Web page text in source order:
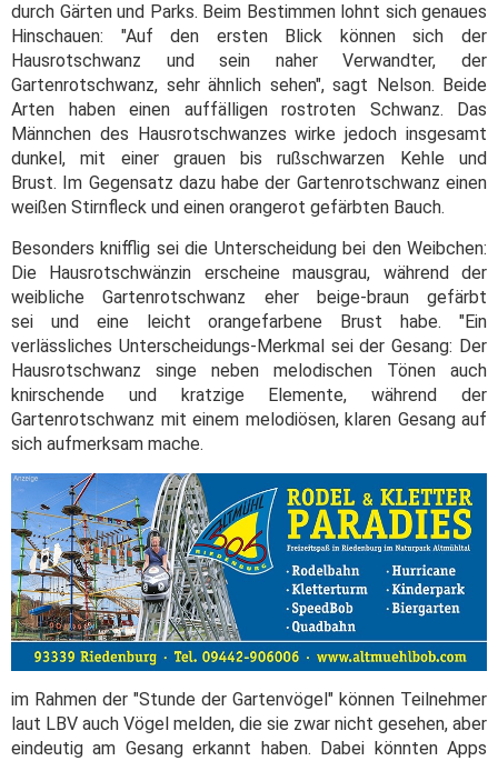
durch Gärten und Parks. Beim Bestimmen lohnt sich genaues
Hinschauen: "Auf den ersten Blick können sich der
Hausrotschwanz und sein naher Verwandter, der
Gartenrotschwanz, sehr ähnlich sehen", sagt Nelson. Beide
Arten haben einen auffälligen rostroten Schwanz. Das
Männchen des Hausrotschwanzes wirke jedoch insgesamt
dunkel, mit einer grauen bis rußschwarzen Kehle und
Brust. Im Gegensatz dazu habe der Gartenrotschwanz einen
weißen Stirnfleck und einen orangerot gefärbten Bauch.
Besonders knifflig sei die Unterscheidung bei den Weibchen:
Die Hausrotschwänzin erscheine mausgrau, während der
weibliche Gartenrotschwanz eher beige-braun gefärbt
sei und eine leicht orangefarbene Brust habe. "Ein
verlässliches Unterscheidungs-Merkmal sei der Gesang: Der
Hausrotschwanz singe neben melodischen Tönen auch
knirschende und kratzige Elemente, während der
Gartenrotschwanz mit einem melodiösen, klaren Gesang auf
sich aufmerksam mache.
im Rahmen der "Stunde der Gartenvögel" können Teilnehmer
laut LBV auch Vögel melden, die sie zwar nicht gesehen, aber
eindeutig am Gesang erkannt haben. Dabei könnten Apps